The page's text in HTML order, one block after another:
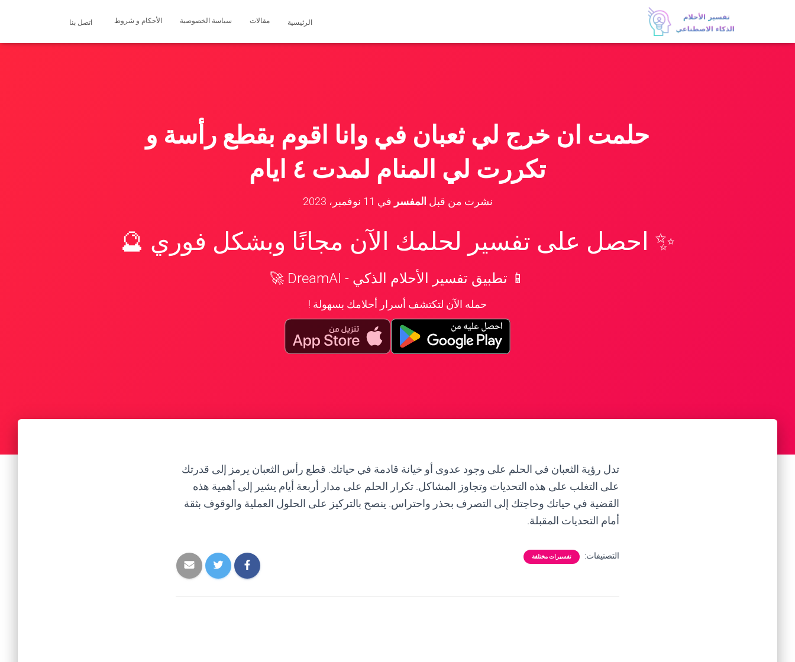
الرئيسية مقالات سياسة الخصوصية الأحكام و شروط اتصل بنا
حلمت ان خرج لي ثعبان في وانا اقوم بقطع رأسة و
تكررت لي المنام لمدت ٤ ايام
نشرت من قبل المفسر في 11 نوفمبر، 2023
✨ احصل على تفسير لحلمك الآن مجانًا وبشكل فوري 🔮
📱 تطبيق تفسير الأحلام الذكي - DreamAI 🚀
حمله الآن لتكتشف أسرار أحلامك بسهولة !
تدل رؤية الثعبان في الحلم على وجود عدوى أو خيانة قادمة في حياتك. قطع رأس الثعبان يرمز إلى قدرتك
على التغلب على هذه التحديات وتجاوز المشاكل. تكرار الحلم على مدار أربعة أيام يشير إلى أهمية هذه
القضية في حياتك وحاجتك إلى التصرف بحذر واحتراس. ينصح بالتركيز على الحلول العملية والوقوف بثقة
أمام التحديات المقبلة.
التصنيفات: تفسيرات مختلفة